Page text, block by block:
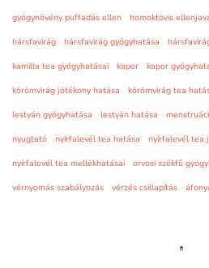
gyógynövény puffadás ellen
homoktövis
hársfavirág
hársfavirág gyógyhatása
kamilla tea gyógyhatásai
kapor kapor
körömvirág jótékony hatása
körömvirág tea
lestyán gyógyhatása
lestyán hatása
nyugtató
nyírfalevél tea hatása
nyírfalevél tea
nyírfalevél tea mellékhatásai
orvosi székfű
vérnyomás szabályozás
vérzés csillapítás